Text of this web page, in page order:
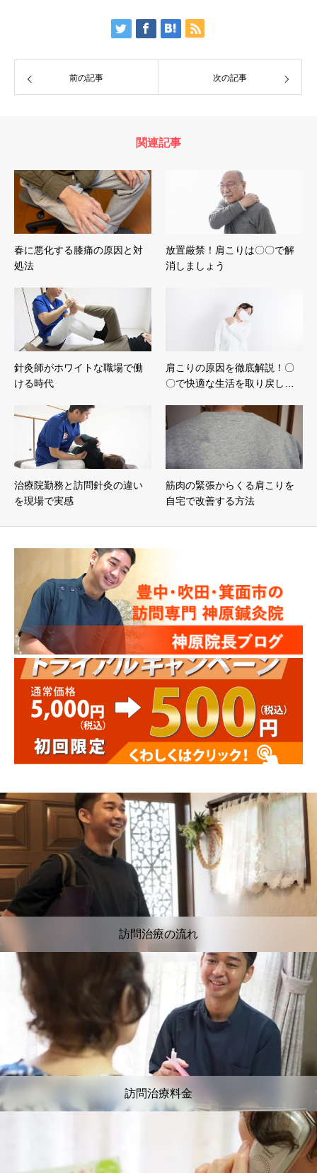
前の記事 次の記事
関連記事
春に悪化する膝痛の原因と対
処法
放置厳禁！肩こりは〇〇で解
消しましょう
針灸師がホワイトな職場で働
ける時代
肩こりの原因を徹底解説！〇
〇で快適な生活を取り戻し…
治療院勤務と訪問針灸の違い
を現場で実感
筋肉の緊張からくる肩こりを
自宅で改善する方法
訪問治療の流れ
訪問治療料金